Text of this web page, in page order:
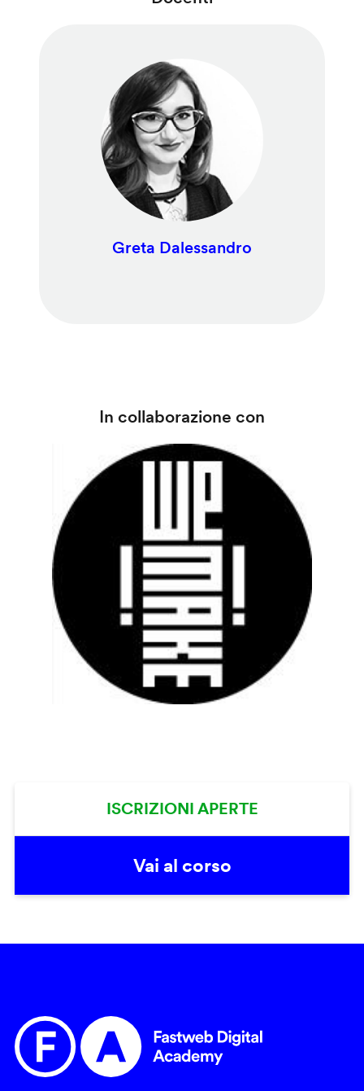
Greta Dalessandro
In collaborazione con
ISCRIZIONI APERTE
Vai al corso